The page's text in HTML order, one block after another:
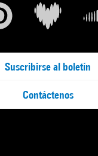
Suscribirse al boletín
Contáctenos